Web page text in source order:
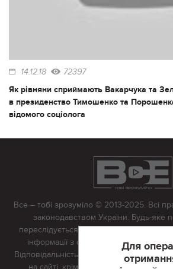
14.12.18 72397
Як рівняни сприймають Вакарчука та
в президенство Тимошенко та
відомого соціолога
Для
Все – тобі зрозуміло © 2013-2025. Всі
законодавством України. Будь-яке
переслідується в судовому порядку.
інформації з сайту тільки з письмово
Відповідальність за достовірність усіх
на сайті, крім матеріалів, які містять